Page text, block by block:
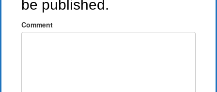
be published.
Comment